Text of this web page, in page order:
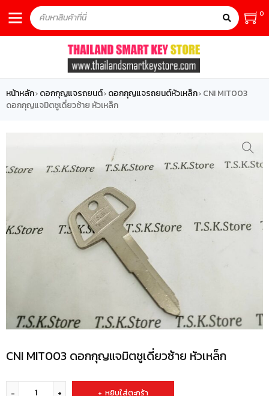
0
หน้าหลัก› ดอกกุญแจรถยนต์› ดอกกุญแจรถยนต์หัวเหล็ก› CNI MIT003
ดอกกุญแจมิตซูเดี่ยวซ้าย หัวเหล็ก
CNI MIT003 ดอกกุญแจมิตซูเดี่ยวซ้าย หัวเหล็ก
หยิบใส่ตะกร้า